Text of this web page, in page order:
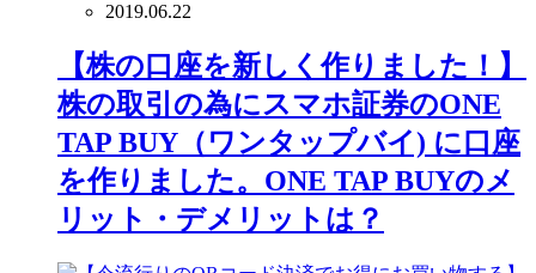
2019.06.22
【株の口座を新しく作りました！】
株の取引の為にスマホ証券のONE
TAP BUY（ワンタップバイ) に口座
を作りました。ONE TAP BUYのメ
リット・デメリットは？